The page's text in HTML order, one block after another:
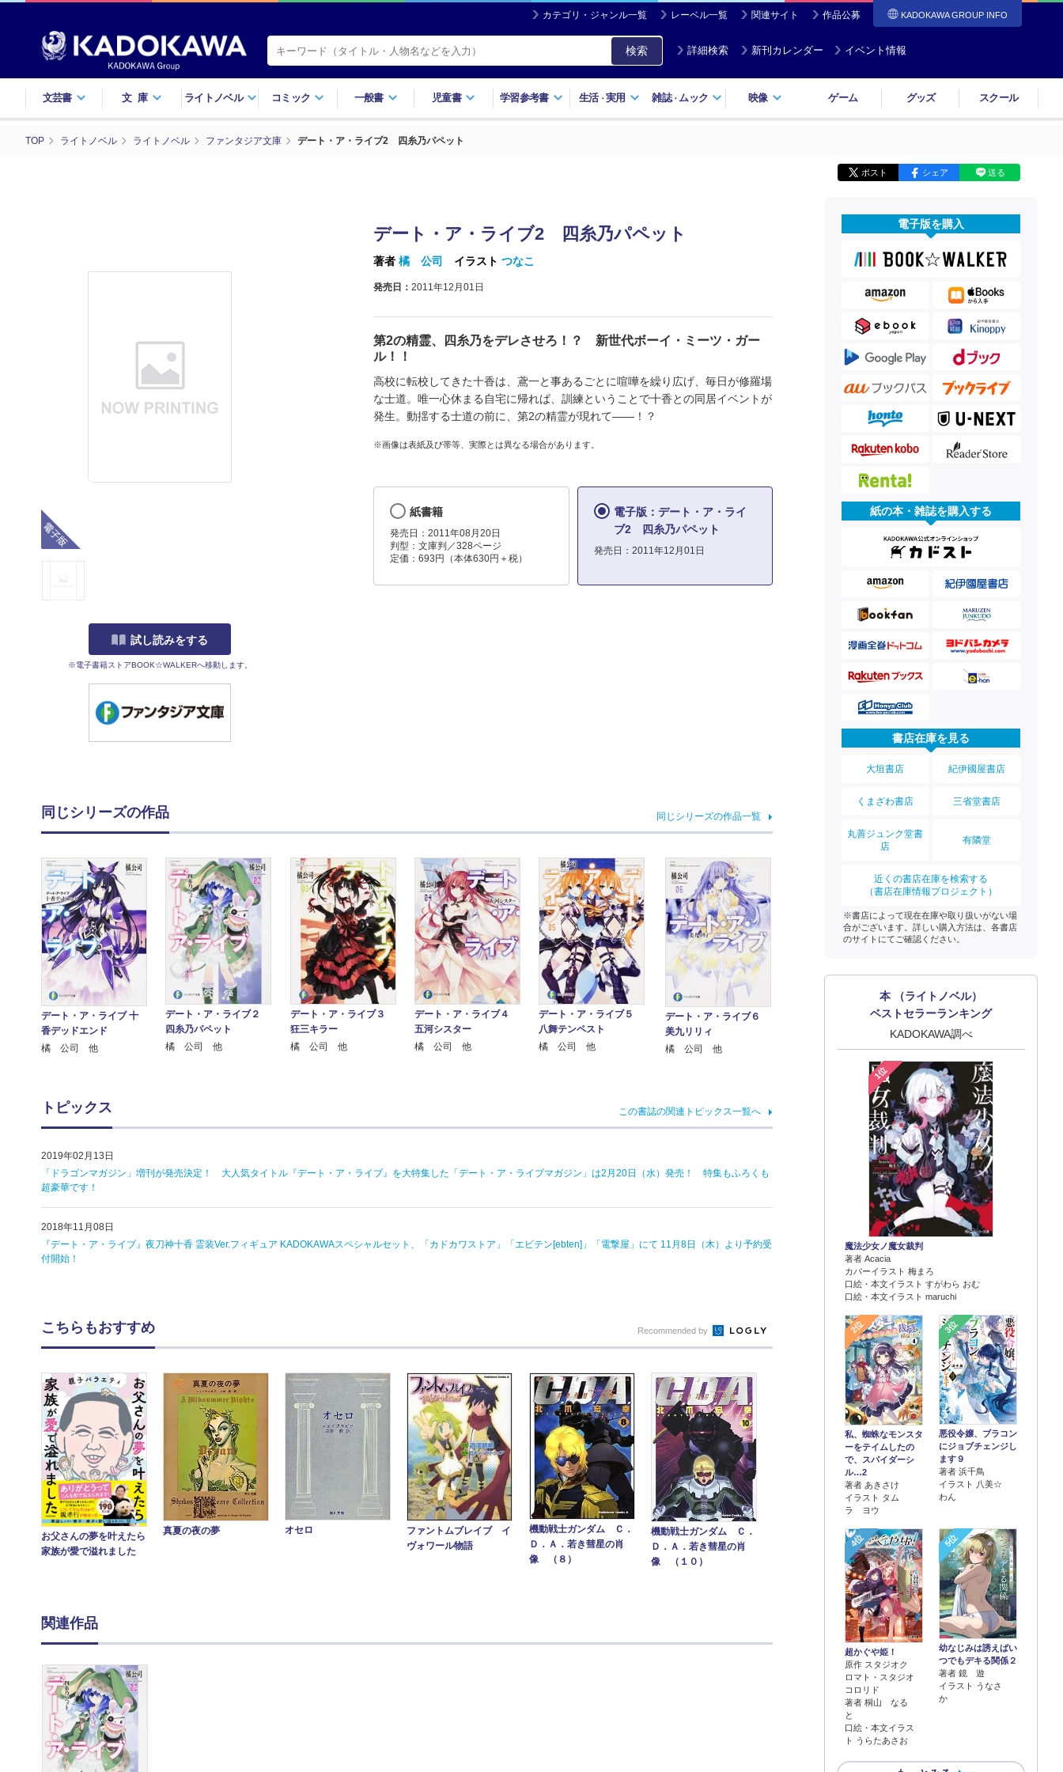
カテゴリ・ジャンル一覧 レーベル一覧 関連サイト 作品公募 KADOKAWA GROUP INFO
検索 詳細検索 新刊カレンダー イベント情報
文芸書 文庫 ライトノベル コミック 一般書 児童書 学習参考書 生活・実用 雑誌・ ムック 映像 ゲーム グッズ スクール
TOP ライトノベル ライトノベル ファンタジア文庫 デート・ア・ライブ2 四糸乃パペット
ポスト シェア 送る
試し読みをする
※電子書籍ストアBOOK☆WALKERへ移動します。
デート・ア・ライブ2 四糸乃パペット
著者 橘 公司 イラスト つなこ
発売日： 2011年12月01日
第2の精霊、四糸乃をデレさせろ！？ 新世代ボーイ・ミーツ・ガー
ル！！
高校に転校してきた十香は、鳶一と事あるごとに喧嘩を繰り広げ、毎日が修羅場
な士道。唯一心休まる自宅に帰れば、訓練ということで十香との同居イベントが
発生。動揺する士道の前に、第2の精霊が現れて――！？
※画像は表紙及び帯等、実際とは異なる場合があります。
紙書籍
発売日：2011年08月20日
判型：文庫判／328ページ
定価：693円（本体630円＋税）
電子版：デート・ア・ライ
ブ2 四糸乃パペット
発売日：2011年12月01日
同じシリーズの作品 同じシリーズの作品一覧
デート・ア・ライブ 十
香デッドエンド
橘 公司 他
デート・ア・ライブ２
四糸乃パペット
橘 公司 他
デート・ア・ライブ３
狂三キラー
橘 公司 他
デート・ア・ライブ４
五河シスター
橘 公司 他
デート・ア・ライブ５
八舞テンペスト
橘 公司 他
デート・ア・ライブ６
美九リリィ
橘 公司 他
トピックス この書誌の関連トピックス一覧へ
2019年02月13日
「ドラゴンマガジン」増刊が発売決定！ 大人気タイトル『デート・ア・ライブ』を大特集した「デート・ア・ライブマガジン」は2月20日（水）発売！ 特集もふろくも
超豪華です！
2018年11月08日
『デート・ア・ライブ』夜刀神十香 霊装Ver.フィギュア KADOKAWAスペシャルセット、「カドカワストア」「エビテン[ebten]」「電撃屋」にて 11月8日（木）より予約受
付開始！
電子版を購入
紙の本・雑誌を購入する
書店在庫を見る
大垣書店 紀伊國屋書店
くまざわ書店 三省堂書店
丸善ジュンク堂書
店
有隣堂
近くの書店在庫を検索する
（書店在庫情報プロジェクト）
※書店によって現在在庫や取り扱いがない場
合がございます。詳しい購入方法は、各書店
のサイトにてご確認ください。
本 （ライトノベル）
ベストセラーランキング
KADOKAWA調べ
1位
魔法少女ノ魔女裁判
著者 Acacia
カバーイラスト 梅まろ
口絵・本文イラスト すがわら おむ
口絵・本文イラスト maruchi
2位
私、蜘蛛なモンスタ
ーをテイムしたの
で、スパイダーシ
ル…2
著者 あきさけ
イラスト タム
ラ ヨウ
3位
悪役令嬢、ブラコン
にジョブチェンジし
ます９
著者 浜千鳥
イラスト 八美☆
わん
4位
超かぐや姫！
原作 スタジオク
ロマト・スタジオ
コロリド
著者 桐山 なる
と
口絵・本文イラス
ト うらたあさお
5位
幼なじみは誘えばい
つでもデキる関係２
著者 鏡 遊
イラスト うなさ
か
こちらもおすすめ Recommended by
お父さんの夢を叶えたら
家族が愛で溢れました
真夏の夜の夢 オセロ
ファントムブレイブ イ
ヴォワール物語
機動戦士ガンダム Ｃ．
Ｄ．Ａ．若き彗星の肖
像 （８）
機動戦士ガンダム Ｃ．
Ｄ．Ａ．若き彗星の肖
像 （１０）
関連作品